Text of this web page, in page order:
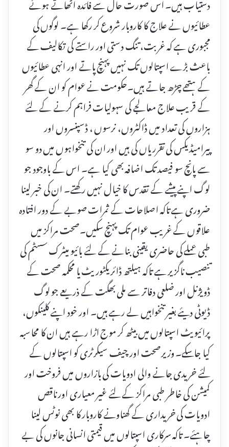
عطائیوں نے علاج کا کاروبار شروع کر رکھا ہے۔ لوگوں کی
مجبوری ہے کہ غربت، تنگ دستی اور راستے کی تکالیف کے
باعث بڑے اسپتالوں تک نہیں پہنچ پاتے اور انہی عطائیوں
کے ہتھے چڑھ جاتے ہیں۔حکومت نے عوام کو ان کے گھر
کے قریب علاج معالجے کی سہولیات فراہم کرنے کے لئے
ہزاروں کی تعداد میں ڈاکٹروں، نرسوں ، ڈسپنسروں اور
پیرامیڈیکس کی تقرریاں کی ہیں اور ان کی تنخواہوں میں دو سو
سے پانچ سو فیصد تک اضافہ بھی کیا ہے۔ اس کے باوجود جو
لوگ اپنے پیشے کے تقدس کا خیال نہیں رکھتے۔ ان کی خبر لینا
ضروری ہے تاکہ اصلاحات کے ثمرات صوبے کے دور افتادہ
علاقوں کے غریب عوام تک پہنچ سکیں۔صحت مراکز میں
طبی عملے کی حاضری یقینی بنانے کے لئے بائیو میٹرک سسٹم کی
تنصیب ناگزیر ہے تاکہ ہیلتھ ڈائریکٹوریٹ یا محکمہ صحت کے
ڈویژنل اور ضلعی دفاتر سے ملی بھگت کے ذریعے جو لوگ
ڈیوٹی دیئے بغیر تنخواہیں لے رہے ہیں۔ اور خود اپنے کلینکوں،
پرائیویٹ اسپتالوں میں بیٹھ کر موج اڑا رہے ہیں ان کا محاسبہ
کیا جاسکے۔ وزیرصحت اور چیف سیکرٹری کو اسپتالوں کے
لئے خریدی جانے والی ادویات کی بازاروں میں فروخت اور
کمیشن کی خاطر طبی مراکز کے لئے غیر معیاری اور ناقص
ادویات کی خریداری کے گھناونے کاروبار کا بھی نوٹس لینا
چاہئے۔ تاکہ سرکاری اسپتالوں میں قیمتی انسانی جانوں کی بے